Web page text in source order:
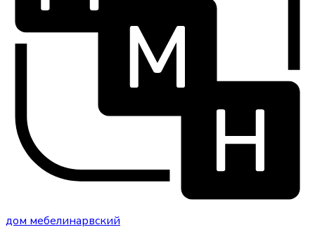
дом мебелинарвский